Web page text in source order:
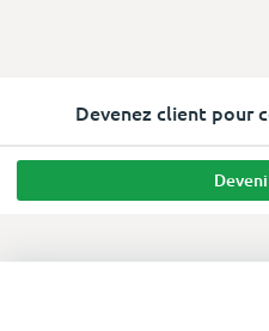
Devenez client pour